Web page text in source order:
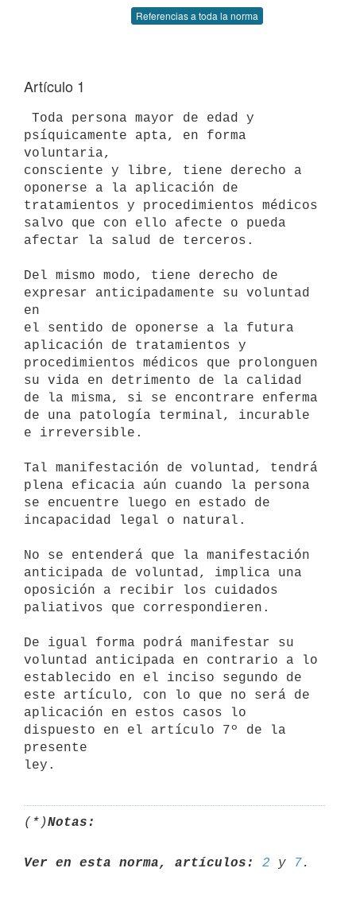
Referencias a toda la norma
Artículo 1
psíquicamente apta, en forma
voluntaria,
consciente y libre, tiene derecho a
oponerse a la aplicación de
tratamientos y procedimientos médicos
salvo que con ello afecte o pueda
afectar la salud de terceros.
Del mismo modo, tiene derecho de
expresar anticipadamente su voluntad
en
el sentido de oponerse a la futura
aplicación de tratamientos y
procedimientos médicos que prolonguen
su vida en detrimento de la calidad
de la misma, si se encontrare enferma
de una patología terminal, incurable
e irreversible.
Tal manifestación de voluntad, tendrá
plena eficacia aún cuando la persona
se encuentre luego en estado de
incapacidad legal o natural.
No se entenderá que la manifestación
anticipada de voluntad, implica una
oposición a recibir los cuidados
paliativos que correspondieren.
De igual forma podrá manifestar su
voluntad anticipada en contrario a lo
establecido en el inciso segundo de
este artículo, con lo que no será de
aplicación en estos casos lo
dispuesto en el artículo 7º de la
presente
(*)Notas:
Ver en esta norma, artículos: 2 y 7